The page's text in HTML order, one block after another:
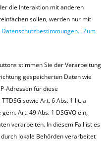
Karnivoren
»
die Interaktion mit anderen
sollen, werden nur mit
Datenschutzbestimmungen. Zum
stimmen Sie der Verarbeitung
gespeicherten Daten wie
Adressen für diese
sowie Art. 6 Abs. 1 lit. a
Art. 49 Abs. 1 DSGVO ein,
verarbeiten. In diesem Fall ist es
lokale Behörden verarbeitet